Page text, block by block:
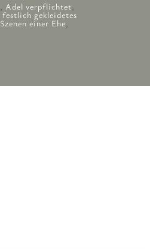
, Adel verpflichtet,
festlich gekleidetes
Szenen einer Ehe,